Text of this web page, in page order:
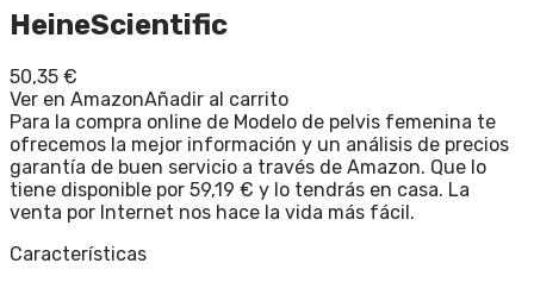
HeineScientific
50,35 €
Ver en AmazonAñadir al carrito
Para la compra online de Modelo de pelvis femenina te
ofrecemos la mejor información y un análisis de precios
garantía de buen servicio a través de Amazon. Que lo
tiene disponible por 59,19 € y lo tendrás en casa. La
venta por Internet nos hace la vida más fácil.
Características